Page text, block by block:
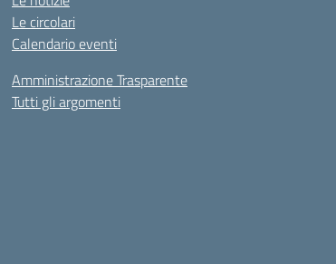
Le circolari
Calendario eventi
Amministrazione Trasparente
Tutti gli argomenti